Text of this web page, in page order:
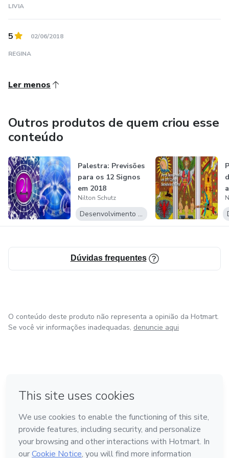
LIVIA
5 02/06/2018
REGINA
Ler menos
Outros produtos de quem criou esse
conteúdo
Palestra: Previsões
para os 12 Signos
em 2018
Nilton Schutz
Desenvolvimento Pessoal
Dúvidas frequentes
O conteúdo deste produto não representa a opinião da Hotmart.
Se você vir informações inadequadas, denuncie aqui
Feito com ❤
em Belo Horizonte